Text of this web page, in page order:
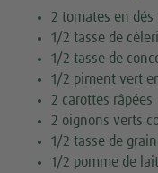
2 tomates en dés
1/2 tasse de
1/2 tasse de
1/2 piment vert
2 carottes râpées
2 oignons verts
1/2 tasse de
1/2 pomme de